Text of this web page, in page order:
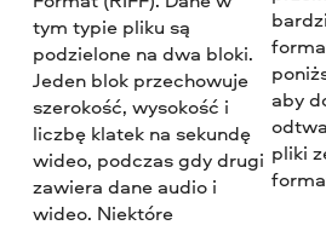
tym typie pliku są
podzielone na dwa bloki.
Jeden blok przechowuje
szerokość, wysokość i
liczbę klatek na sekundę
wideo, podczas gdy drugi
zawiera dane audio i
wideo. Niektóre
aby
pliki